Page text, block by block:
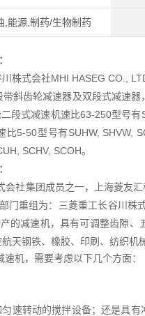
,能源,制药/生物制药
：
株式会社MHI HASEG CO.,
斜齿轮减速器及双段式减速
段式减速机速比63-250型号
5-50型号有SUHW, SHVW,
SCHV, SCOH。
会社集团成员之一，上海菱友
门重组为：三菱重工长谷川株
的减速机，具有可调整齿隙
天钢铁、橡胶、印刷、纺织机
机，需要考虑以下几个方面：
速转动的搅拌设备；还是具